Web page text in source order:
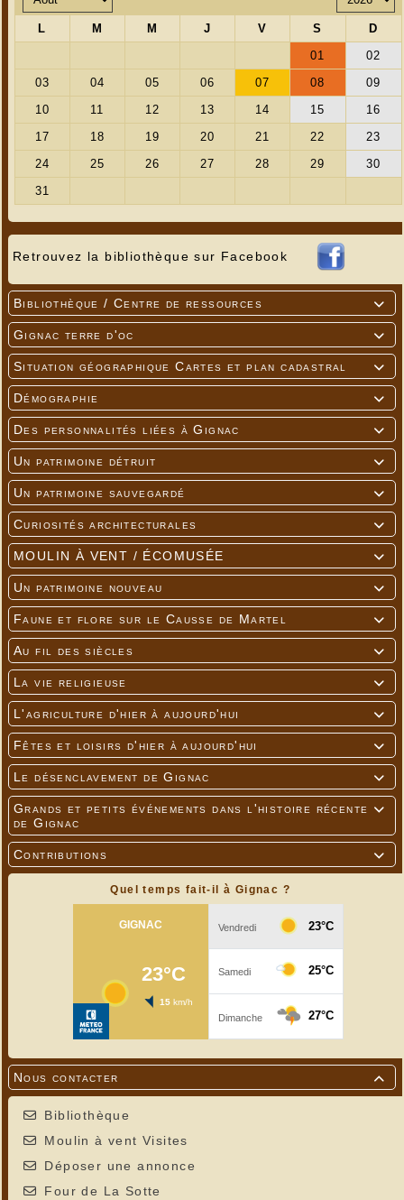
Retrouvez la bibliothèque sur Facebook

Bibliothèque / Centre de ressources

Gignac terre d'oc

Situation géographique Cartes et plan cadastral

Démographie

Des personnalités liées à Gignac

Un patrimoine détruit

Un patrimoine sauvegardé

Curiosités architecturales

MOULIN À VENT / ÉCOMUSÉE

Un patrimoine nouveau

Faune et flore sur le Causse de Martel

Au fil des siècles

La vie religieuse

L'agriculture d'hier à aujourd'hui

Fêtes et loisirs d'hier à aujourd'hui

Le désenclavement de Gignac

Grands et petits événements dans l'histoire récente
de Gignac

Contributions
Quel temps fait-il à Gignac ?

Nous contacter
Bibliothèque
Moulin à vent Visites
Déposer une annonce
Four de La Sotte